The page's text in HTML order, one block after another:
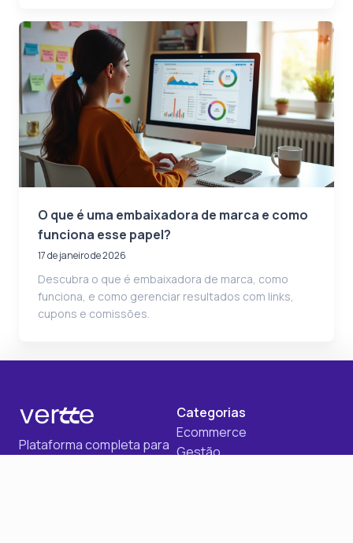
O que é uma embaixadora de marca e como
funciona esse papel?
17 de janeiro de 2026
Descubra o que é embaixadora de marca, como
funciona, e como gerenciar resultados com links,
cupons e comissões.
Plataforma completa para
Categorias
Ecommerce
Gestão